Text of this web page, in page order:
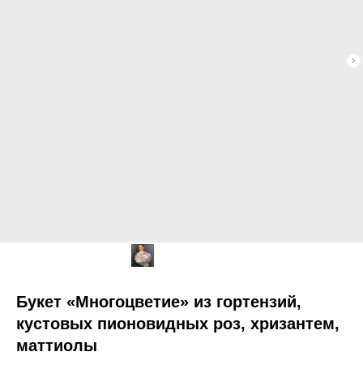
Букет «Многоцветие» из гортензий,
кустовых пионовидных роз, хризантем,
маттиолы